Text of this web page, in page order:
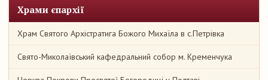
Храми єпархії
Храм Святого Архістратига Божого Михаїла в с.Петрівка
Свято-Миколаївський кафедральний собор м. Кременчука